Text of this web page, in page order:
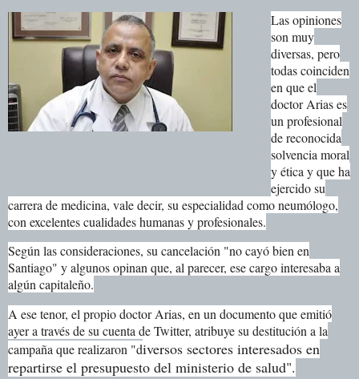
Las opiniones
son muy
diversas, pero
todas coinciden
en que el
doctor Arias es
un profesional
de reconocida
solvencia moral
y ética y que ha
ejercido su
carrera de medicina, vale decir, su especialidad como neumólogo,
con excelentes cualidades humanas y profesionales.
Según las consideraciones, su cancelación "no cayó bien en
Santiago" y algunos opinan que, al parecer, ese cargo interesaba a
algún capitaleño.
A ese tenor, el propio doctor Arias, en un documento que emitió
ayer a través de su cuenta de Twitter, atribuye su destitución a la
campaña que realizaron "diversos sectores interesados en
repartirse el presupuesto del ministerio de salud".